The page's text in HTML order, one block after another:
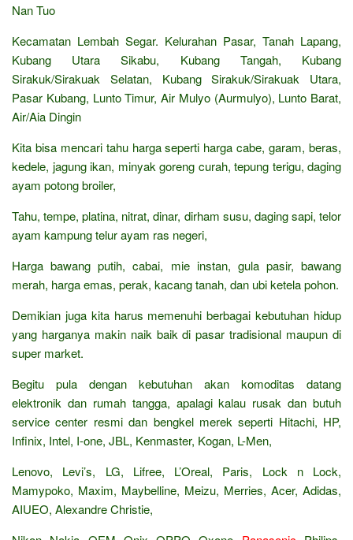
Nan Tuo
Kecamatan Lembah Segar. Kelurahan Pasar, Tanah Lapang,
Kubang Utara Sikabu, Kubang Tangah, Kubang
Sirakuk/Sirakuak Selatan, Kubang Sirakuk/Sirakuak Utara,
Pasar Kubang, Lunto Timur, Air Mulyo (Aurmulyo), Lunto Barat,
Air/Aia Dingin
Kita bisa mencari tahu harga seperti harga cabe, garam, beras,
kedele, jagung ikan, minyak goreng curah, tepung terigu, daging
ayam potong broiler,
Tahu, tempe, platina, nitrat, dinar, dirham susu, daging sapi, telor
ayam kampung telur ayam ras negeri,
Harga bawang putih, cabai, mie instan, gula pasir, bawang
merah, harga emas, perak, kacang tanah, dan ubi ketela pohon.
Demikian juga kita harus memenuhi berbagai kebutuhan hidup
yang harganya makin naik baik di pasar tradisional maupun di
super market.
Begitu pula dengan kebutuhan akan komoditas datang
elektronik dan rumah tangga, apalagi kalau rusak dan butuh
service center resmi dan bengkel merek seperti Hitachi, HP,
Infinix, Intel, I-one, JBL, Kenmaster, Kogan, L-Men,
Lenovo, Levi’s, LG, Lifree, L’Oreal, Paris, Lock n Lock,
Mamypoko, Maxim, Maybelline, Meizu, Merries, Acer, Adidas,
AIUEO, Alexandre Christie,